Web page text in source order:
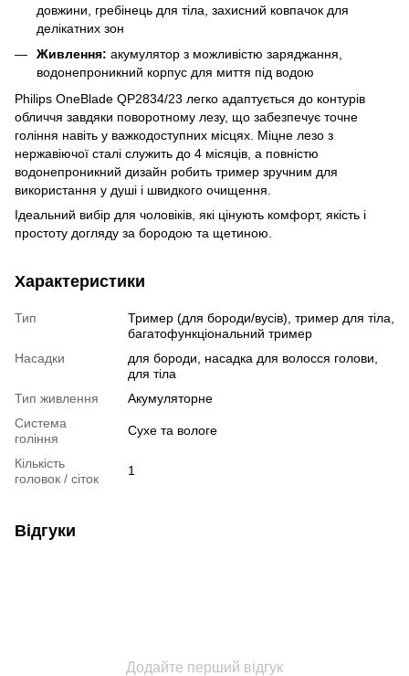
довжини, гребінець для тіла, захисний ковпачок для
делікатних зон
Живлення: акумулятор з можливістю заряджання,
водонепроникний корпус для миття під водою
Philips OneBlade QP2834/23 легко адаптується до контурів
обличчя завдяки поворотному лезу, що забезпечує точне
гоління навіть у важкодоступних місцях. Міцне лезо з
нержавіючої сталі служить до 4 місяців, а повністю
водонепроникний дизайн робить тример зручним для
використання у душі і швидкого очищення.
Ідеальний вибір для чоловіків, які цінують комфорт, якість і
простоту догляду за бородою та щетиною.
Характеристики
Тип
Тример (для бороди/вусів), тример для тіла,
багатофункціональний тример
Насадки
для бороди, насадка для волосся голови,
для тіла
Тип живлення
Акумуляторне
Система
гоління
Сухе та вологе
Кількість
головок / сіток
1
Відгуки
Додайте перший відгук